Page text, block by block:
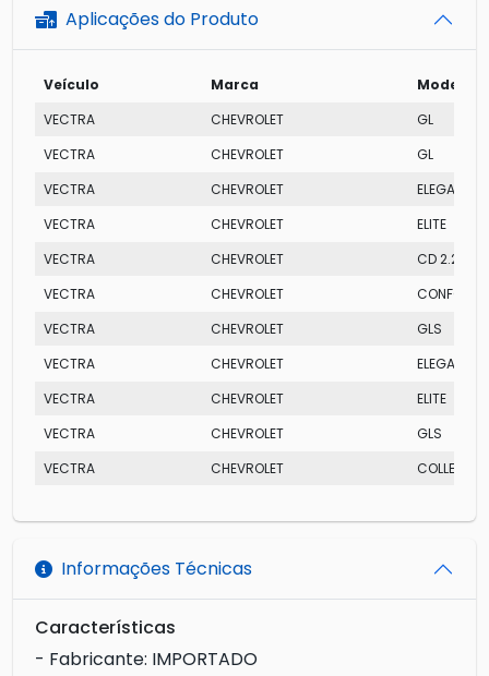
Aplicações do Produto
Veículo Marca
Modelo
VECTRA
CHEVROLET
GL
VECTRA
CHEVROLET
GL
VECTRA
CHEVROLET
ELEGANCE
VECTRA
CHEVROLET
ELITE
VECTRA
CHEVROLET
CD 2.2
VECTRA
CHEVROLET
CONFORT
VECTRA
CHEVROLET
GLS
VECTRA
CHEVROLET
ELEGANCE
VECTRA
CHEVROLET
ELITE
VECTRA
CHEVROLET
GLS
VECTRA
CHEVROLET
Informações Técnicas
Características
- Fabricante: IMPORTADO